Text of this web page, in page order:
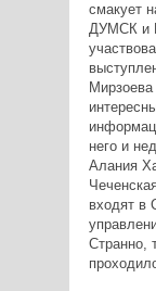
смакует
ДУМСК и
него и
Алания
входят в
Странно,